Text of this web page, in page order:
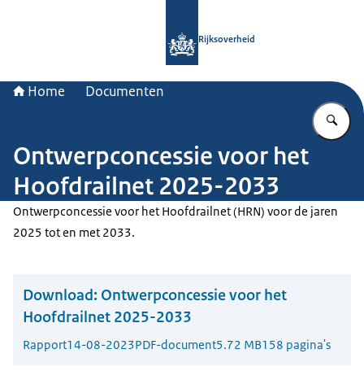
Rijksoverheid
Home Documenten
Ontwerpconcessie voor het
Hoofdrailnet 2025-2033
Ontwerpconcessie voor het Hoofdrailnet (HRN) voor de jaren
2025 tot en met 2033.
Download: Ontwerpconcessie voor het
Hoofdrailnet 2025-2033
Rapport14-08-2023PDF-document5.72 MB158 pagina's